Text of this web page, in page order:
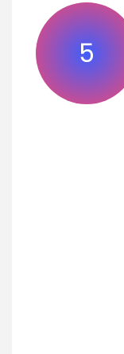
5